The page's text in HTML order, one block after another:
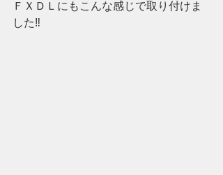
ＦＸＤＬにもこんな感じで取り付けま
した‼